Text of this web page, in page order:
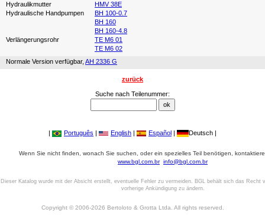
Hydraulikmutter
HMV 38E
Hydraulische Handpumpen
BH 100-0.7
BH 160
BH 160-4.8
Verlängerungsrohr
TE M6 01
TE M6 02
Normale Version verfügbar, AH 2336 G
zurück
Suche nach Teilenummer:
| Português | English | Español | Deutsch |
Wenn Sie nicht finden, wonach Sie suchen, oder ein spezielles Teil benötigen,
www.bgl.com.br info@bgl.com.br
Dieser Katalog wurde mit der Absicht erstellt, eventuelle Fehler zu vermeiden. BGL behält sich das Recht
vorherige Ankündigung zu ändern.
Copyright © 2006-2026 Bertoloto & Grotta Ltda. All rights reserved.